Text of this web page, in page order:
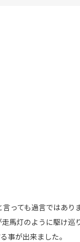
っても過言ではあり
馬灯のように駆け巡
事が出来ました。